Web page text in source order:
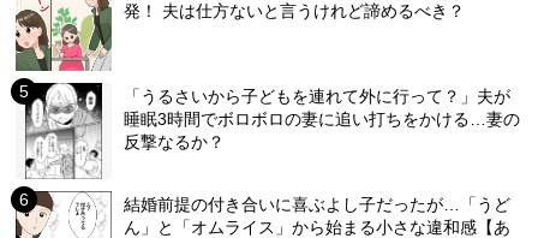
発！ 夫は仕方ないと言うけれど諦めるべき？
「うるさいから子どもを連れて外に行って？」夫が
睡眠3時間でボロボロの妻に追い打ちをかける…妻の
反撃なるか？
結婚前提の付き合いに喜ぶよし子だったが…「うど
ん」と「オムライス」から始まる小さな違和感【あ